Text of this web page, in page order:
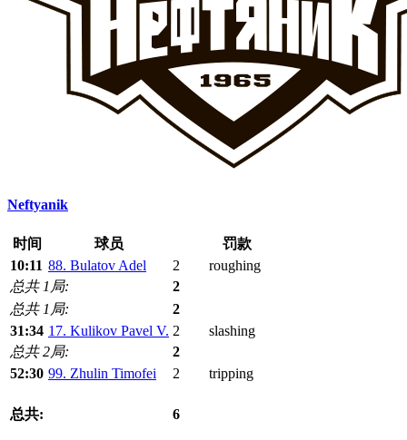
Neftyanik
时间 球员
罚款
10:11 88. Bulatov Adel 2
roughing
总共 1局:
2
总共 1局:
2
31:34 17. Kulikov Pavel V. 2
slashing
总共 2局:
2
52:30 99. Zhulin Timofei 2 tripping
总共: 6